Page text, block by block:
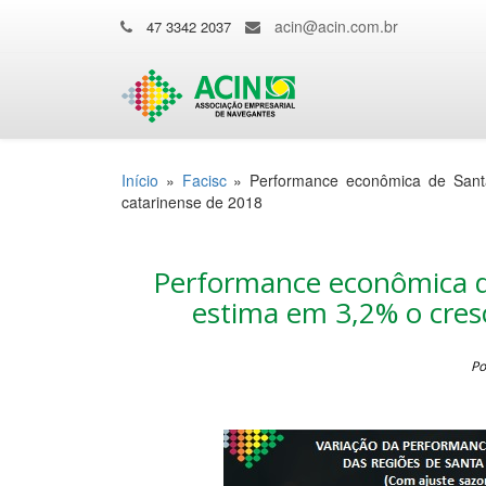
47 3342 2037 acin@acin.com.br
Início » Facisc» Performance econômica de
catarinense de 2018
Performance econômica
estima em 3,2% o